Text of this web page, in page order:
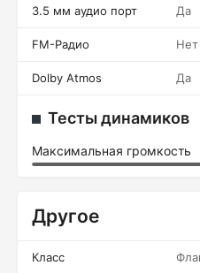
3.5 мм аудио порт Да
FM-Радио Нет
Dolby Atmos Да
Тесты динамиков
Максимальная громкость
Другое
Класс